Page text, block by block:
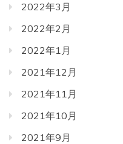
2022年3月
2022年2月
2022年1月
2021年12月
2021年11月
2021年10月
2021年9月